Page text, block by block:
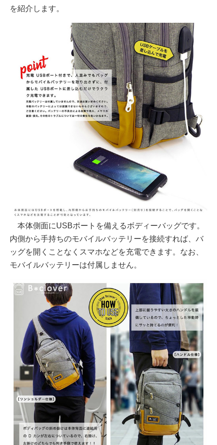
を紹介します。
本体側面にUSBポートを備えるボディーバッグです。
内側から手持ちのモバイルバッテリーを接続すれば、バ
ッグを開くことなくスマホなどを充電できます。なお、
モバイルバッテリーは付属しません。